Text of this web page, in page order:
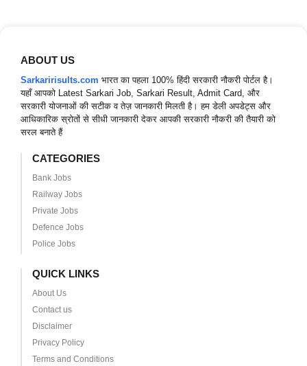
ABOUT US
Sarkaririsults.com भारत का पहला 100% हिंदी सरकारी नौकरी पोर्टल है।
यहाँ आपको Latest Sarkari Job, Sarkari Result, Admit Card, और
सरकारी योजनाओं की सटीक व तेज़ जानकारी मिलती है। हम डेली अपडेट्स और
आधिकारिक स्रोतों से सीधी जानकारी देकर आपकी सरकारी नौकरी की तैयारी को
सरल बनाते हैं
CATEGORIES
Bank Jobs
Railway Jobs
Private Jobs
Defence Jobs
Police Jobs
QUICK LINKS
About Us
Contact us
Disclaimer
Privacy Policy
Terms and Conditions